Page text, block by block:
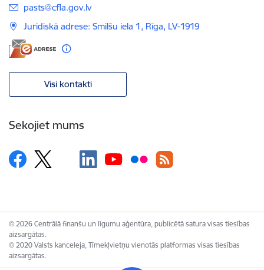
E-pasts:
pasts@cfla.gov.lv
Juridiskā adrese: Smilšu iela 1, Rīga, LV-1919
Visi kontakti
Sekojiet mums
© 2026 Centrālā finanšu un līgumu aģentūra, publicētā satura visas tiesības
aizsargātas.
© 2020 Valsts kanceleja, Tīmekļvietņu vienotās platformas visas tiesības
aizsargātas.